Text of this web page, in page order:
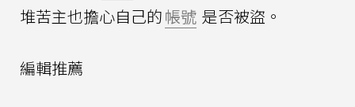
堆苦主也擔心自己的帳號 是否被盜。
編輯推薦